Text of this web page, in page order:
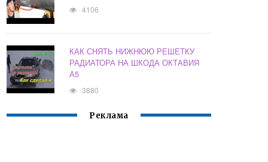
4106
КАК СНЯТЬ НИЖНЮЮ РЕШЕТКУ
РАДИАТОРА НА ШКОДА ОКТАВИЯ
А5
3880
Реклама